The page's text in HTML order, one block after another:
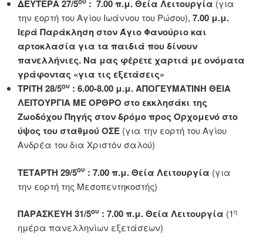
ΔΕΥΤΕΡΑ 27/5 : 7.00 π.μ. Θεία Λειτουργία (για
την εορτή του Αγίου Ιωάννου του Ρώσου), 7.00 μ.μ.
Ιερά Παράκληση στον Άγιο Φανούριο και
αρτοκλασία για τα παιδιά που δίνουν
πανελλήνιες. Να μας φέρετε χαρτιά με ονόματα
γράφοντας «για τις εξετάσεις»
ΤΡΙΤΗ 28/5ου : 6.00-8.00 μ.μ.ΑΠΟΓΕΥΜΑΤΙΝΗ ΘΕΙΑ
ΛΕΙΤΟΥΡΓΙΑ ΜΕ ΟΡΘΡΟ στο εκκλησάκι της
Ζωοδόχου Πηγής στον δρόμο προς Ορχομενό στο
ύψος του σταθμού ΟΣΕ (για την εορτή του Αγίου
Ανδρέα του δια Χριστόν σαλού)
ΤΕΤΑΡΤΗ 29/5ου : 7.00 π.μ. Θεία Λειτουργία (για
την εορτή της Μεσοπεντηκοστής)
ΠΑΡΑΣΚΕΥΗ 31/5ου : 7.00 π.μ. Θεία Λειτουργία (1η
ημέρα πανελληνίων εξετάσεων)